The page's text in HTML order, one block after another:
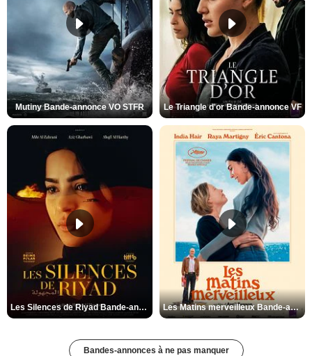
Mutiny Bande-annonce VO STFR Le Triangle d'or Bande-annonce VF
Les Silences de Riyad Bande-annonce VO STFR Les Matins merveilleux Bande-annonce VF
Bandes-annonces à ne pas manquer